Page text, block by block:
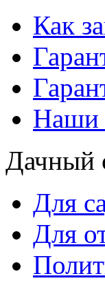
Как
Наши
Дачный
Для
Для